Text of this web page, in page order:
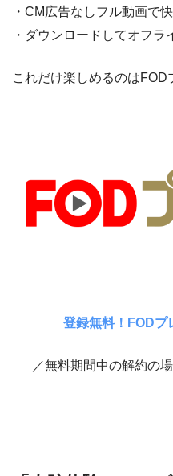
・CM広告なしフル動画で
・ダウンロードしてオフラ
これだけ楽しめるのはFOD
登録無料！FODプ
／無料期間中の解約の